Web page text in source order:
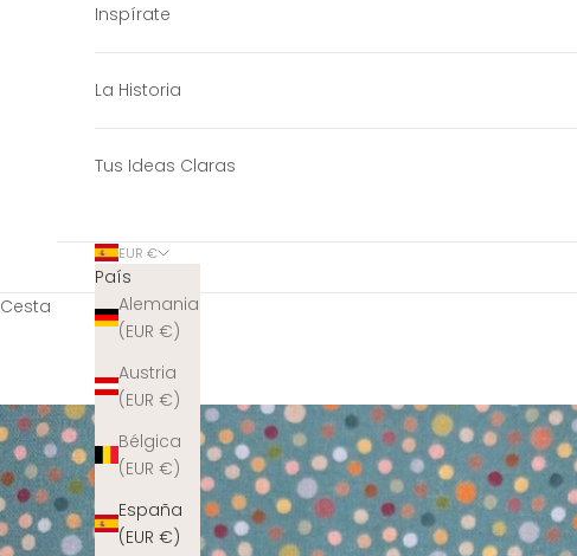
Inspírate
La Historia
Tus Ideas Claras
EUR €
País
Alemania
(EUR €)
Austria
(EUR €)
Bélgica
(EUR €)
España
(EUR €)
Cesta